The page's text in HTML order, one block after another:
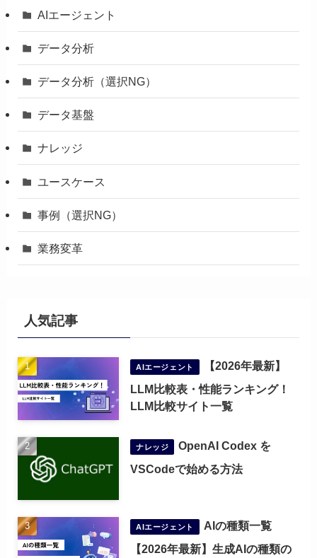
AIエージェント
データ分析
データ分析（選択NG）
データ基盤
ナレッジ
ユースケース
事例（選択NG）
業務変革
人気記事
AIエージェント
【2026年最新】
LLM比較表・性能ランキング！
LLM比較サイト一覧
ナレッジ
OpenAI Codex を
VSCodeで始める方法
AIエージェント
AIの種類一覧
【2026年最新】生成AIの種類の